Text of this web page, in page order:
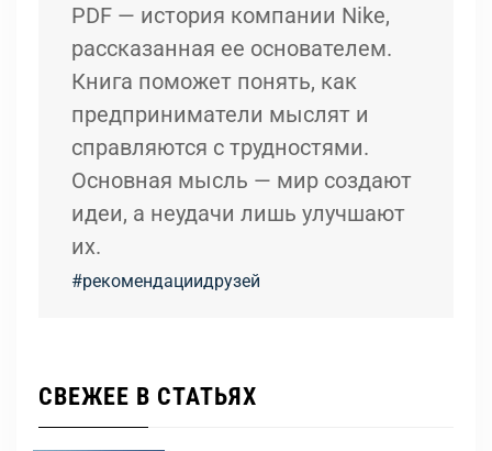
PDF — история компании Nike,
рассказанная ее основателем.
Книга поможет понять, как
предприниматели мыслят и
справляются с трудностями.
Основная мысль — мир создают
идеи, а неудачи лишь улучшают
их.
#рекомендациидрузей
СВЕЖЕЕ В СТАТЬЯХ